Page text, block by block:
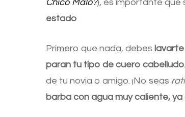
Chico Malo?), es importante que
estado.
Primero que nada, debes
paran tu tipo de cuero cabelludo
de tu novia o amigo. ¡No seas
barba con agua muy caliente,